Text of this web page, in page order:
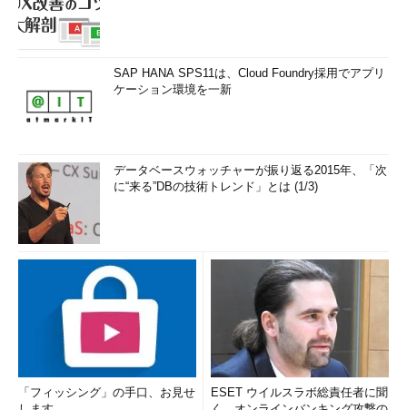
SAP HANA SPS11は、Cloud Foundry採用でアプリ
ケーション環境を一新
データベースウォッチャーが振り返る2015年、「次
に“来る”DBの技術トレンド」とは (1/3)
「フィッシング」の手口、お見せ
ESET ウイルスラボ総責任者に聞